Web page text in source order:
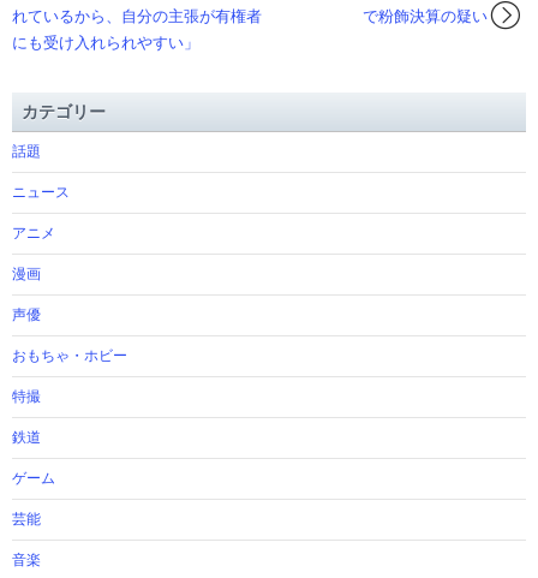
で粉飾決算の疑い
れているから、自分の主張が有権者
にも受け入れられやすい」
カテゴリー
話題
ニュース
アニメ
漫画
声優
おもちゃ・ホビー
特撮
鉄道
ゲーム
芸能
音楽